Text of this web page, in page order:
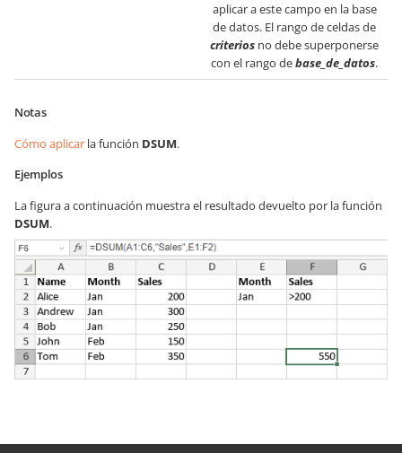
aplicar a este campo en la base
de datos. El rango de celdas de
criterios no debe superponerse
con el rango debase_de_datos.
Notas
Cómo aplicar la función DSUM.
Ejemplos
La figura a continuación muestra el resultado devuelto por la función
DSUM.